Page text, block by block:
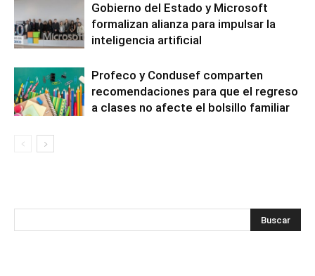
Gobierno del Estado y Microsoft
formalizan alianza para impulsar la
inteligencia artificial
Profeco y Condusef comparten
recomendaciones para que el regreso
a clases no afecte el bolsillo familiar